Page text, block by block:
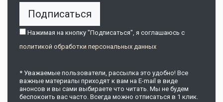
Подписаться
Нажимая на кнопку "Подписаться", я соглашаюсь c
политикой обработки персональных данных
* Уважаемые пользователи, рассылка это удобно! Все
важные материалы приходят к вам на E-mail в виде
анонсов и вы сами выбираете что читать. Мы не будем
беспокоить вас часто. Всегда можно отписаться в 1 клик.